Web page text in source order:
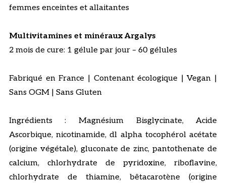
était :
est :
femmes enceintes et allaitantes
Multivitamines et minéraux Argalys
2 mois de cure: 1 gélule par jour – 60 gélules
Fabriqué en France | Contenant écologique | Vegan |
Sans OGM | Sans Gluten
Ingrédients : Magnésium Bisglycinate, Acide
Ascorbique, nicotinamide, dl alpha tocophérol acétate
(origine végétale), gluconate de zinc, pantothenate de
calcium, chlorhydrate de pyridoxine, riboflavine,
chlorhydrate de thiamine, bêtacarotène (origine